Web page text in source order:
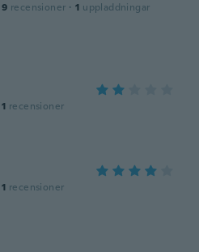
9 recensioner · 1 uppladdningar
1 recensioner
1 recensioner